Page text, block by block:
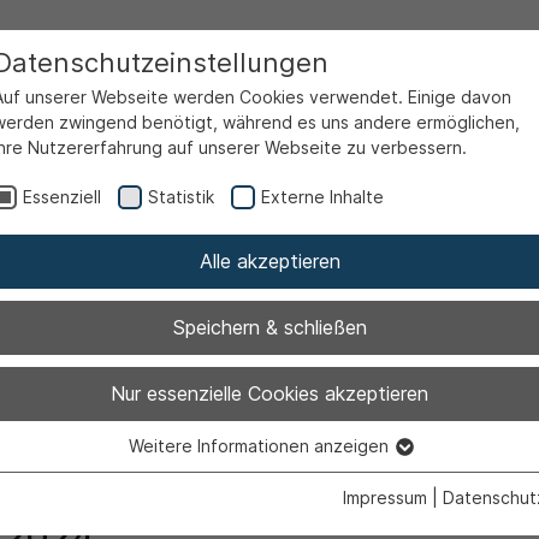
Ahlener Verein für
Vereins für
unserer Webseite werden Cookies verwendet. Einige davon
zwingend benötigt, während es uns andere ermöglichen,
Nutzererfahrung auf unserer Webseite zu verbessern.
Essenziell Statistik Externe Inhalte
Alle akzeptieren
Speichern & schließen
Nur essenzielle Cookies akzeptieren
Essenzielle Cookies werden für grundlegende Funktionen der
Weitere Informationen anzeigen
Impressum